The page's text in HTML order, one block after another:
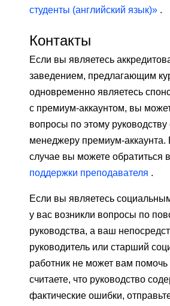
студенты (английский язык)» .
Контакты
Если вы являетесь
заведением, предлагающим
одновременно являетесь
с премиум-аккаунтом, вы
вопросы по этому
менеджеру премиум-аккаунта.
случае вы можете обратиться в
поддержки преподавателя .
Если вы являетесь
у вас возникли вопросы по
руководства, а ваш
руководитель или старший
работник не может вам
считаете, что руководство
фактические ошибки,